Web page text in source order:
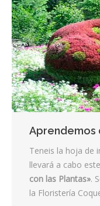
Aprendemos
Teneis la hoja de
llevará a cabo
con las Plantas».
la Floristería